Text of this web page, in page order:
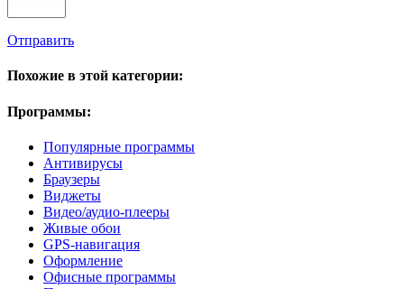
Отправить
Похожие в этой категории:
Программы:
Популярные программы
Антивирусы
Браузеры
Виджеты
Видео/аудио-плееры
Живые обои
GPS-навигация
Оформление
Офисные программы